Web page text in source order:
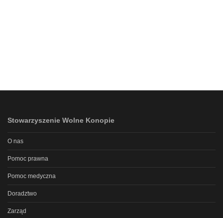
Stowarzyszenie Wolne Konopie
O nas
Pomoc prawna
Pomoc medyczna
Doradztwo
Zarząd